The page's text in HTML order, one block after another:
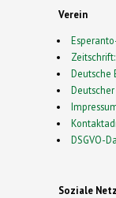
Verein
Deutsche
DSGVO-
Soziale